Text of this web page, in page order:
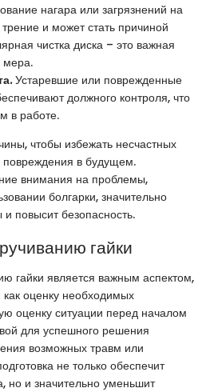
нагара или загрязнений на
и может стать причиной
чистка диска – это важная
мера.
Устаревшие или поврежденные
должного контроля, что
в работе.
чтобы избежать несчастных
повреждения в будущем.
внимания на проблемы,
болгарки, значительно
повысит безопасность.
гайки
гайки является важным аспектом,
оценку необходимых
оценку ситуации перед началом
для успешного решения
возможных травм или
не только обеспечит
но и значительно уменьшит